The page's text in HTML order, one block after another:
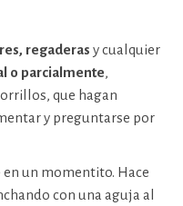
regaderas y cualquier
o parcialmente,
que hagan
y preguntarse por
en un momentito. Hace
con una aguja al